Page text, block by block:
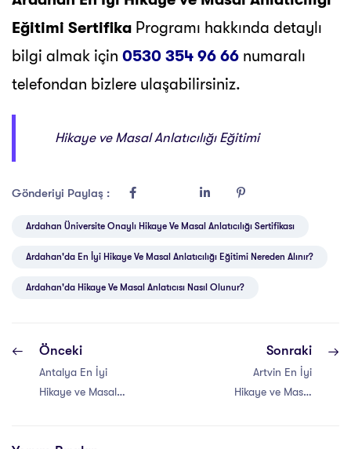
Eğitimi Sertifika Programı hakkında detaylı
bilgi almak için 0530 354 96 66 numaralı
telefondan bizlere ulaşabilirsiniz.
Hikaye ve Masal Anlatıcılığı Eğitimi
Gönderiyi Paylaş :
Ardahan Üniversite Onaylı Hikaye Ve Masal Anlatıcılığı Sertifikası
Ardahan'da En İyi Hikaye Ve Masal Anlatıcılığı Eğitimi Nereden Alınır?
Ardahan'da Hikaye Ve Masal Anlatıcısı Nasıl Olunur?
Önceki
Antalya En İyi
Hikaye ve Masal
Sonraki
Artvin En İyi
Hikaye ve Masal